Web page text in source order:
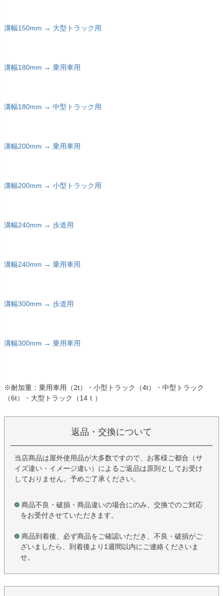
溝幅150mm → 大型トラック用
溝幅180mm → 乗用車用
溝幅180mm → 中型トラック用
溝幅200mm → 乗用車用
溝幅200mm → 小型トラック用
溝幅240mm → 歩道用
溝幅240mm → 乗用車用
溝幅300mm → 歩道用
溝幅300mm → 乗用車用
※耐加重：乗用車用（2t）・小型トラック（4t）・中型トラック
（6t）・大型トラック（14ｔ）
返品・交換について
当店商品は屋外使用品が大多数ですので、お客様ご都合（サ
イズ違い・イメージ違い）によるご返品は原則としてお受け
しておりません。予めご了承ください。
商品不良・破損・商品違いの場合にのみ、交換でのご対応
をお受付させていただきます。
商品到着後、必ず商品をご確認いただき、不良・破損がご
ざいましたら、到着後より1週間以内にご連絡くださいま
せ。